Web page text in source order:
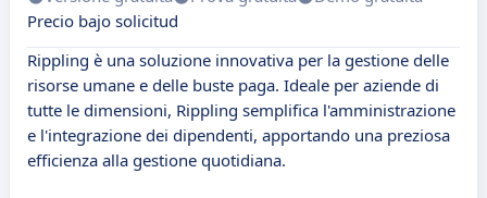
Precio bajo solicitud
Rippling è una soluzione innovativa per la gestione delle
risorse umane e delle buste paga. Ideale per aziende di
tutte le dimensioni, Rippling semplifica l'amministrazione
e l'integrazione dei dipendenti, apportando una preziosa
efficienza alla gestione quotidiana.